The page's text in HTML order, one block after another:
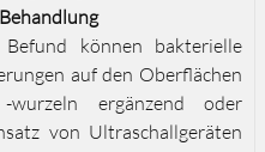
können bakterielle
auf den Oberflächen
ergänzend oder
von Ultraschallgeräten